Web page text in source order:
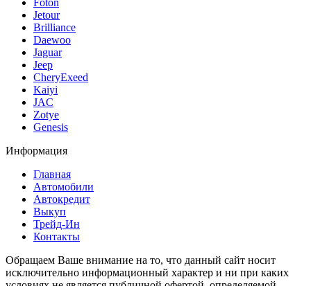
Jetour
Brilliance
Daewoo
Jaguar
Jeep
CheryExeed
Kaiyi
JAC
Zotye
Genesis
Информация
Главная
Автомобили
Автокредит
Выкуп
Трейд-Ин
Контакты
Обращаем Ваше внимание на то, что данный сайт носит
исключительно информационный характер и ни при каких